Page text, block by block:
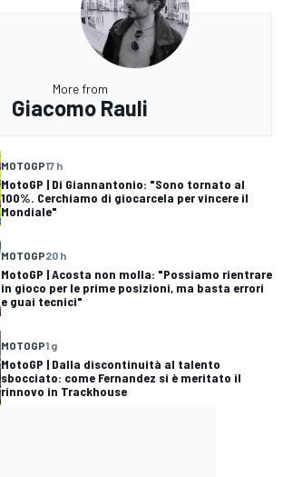
More from
Giacomo Rauli
MOTOGP17 h
MotoGP | Di Giannantonio: "Sono tornato al
100%. Cerchiamo di giocarcela per vincere il
Mondiale"
MOTOGP20 h
MotoGP | Acosta non molla: "Possiamo rientrare
in gioco per le prime posizioni, ma basta errori
e guai tecnici"
MOTOGP1 g
MotoGP | Dalla discontinuità al talento
sbocciato: come Fernandez si è meritato il
rinnovo in Trackhouse